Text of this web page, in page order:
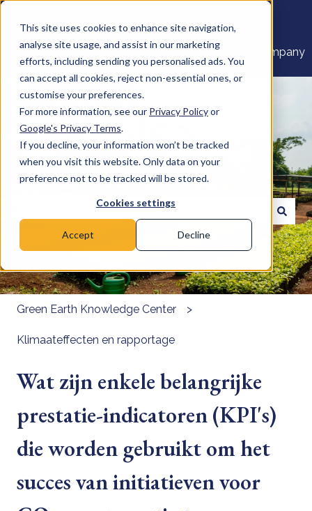
This site uses cookies to enhance site navigation,
analyse site usage, and assist in our marketing
efforts, including sending you personalised ads. You
can accept all cookies, reject non-essential ones, or
customise your preferences.
For more information, see our Privacy Policyor
Google's Privacy Terms.
If you decline, your information won’t be tracked
when you visit this website. Only data on your
preference not to be tracked will be stored.
Cookies settings
Accept Decline
Home Products Pricing Blog Company
Welkom bij het Kenniscentrum Green
Earth. Hoe kunnen we u helpen?
Er zijn geen suggesties want het zoekveld is leeg.
Green Earth Knowledge Center
Klimaateffecten en rapportage
Wat zijn enkele belangrijke
prestatie-indicatoren (KPI's)
die worden gebruikt om het
succes van initiatieven voor